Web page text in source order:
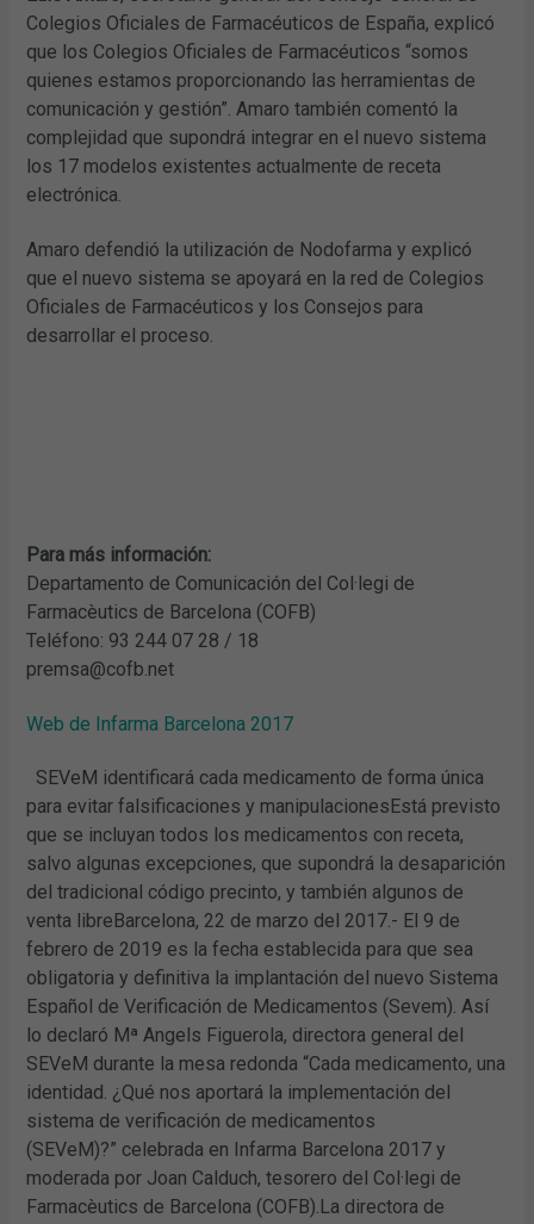
Colegios Oficiales de Farmacéuticos de España, explicó
que los Colegios Oficiales de Farmacéuticos “somos
quienes estamos proporcionando las herramientas de
comunicación y gestión”. Amaro también comentó la
complejidad que supondrá integrar en el nuevo sistema
los 17 modelos existentes actualmente de receta
electrónica.
Amaro defendió la utilización de Nodofarma y explicó
que el nuevo sistema se apoyará en la red de Colegios
Oficiales de Farmacéuticos y los Consejos para
desarrollar el proceso.
Para más información:
Departamento de Comunicación del Col·legi de
Farmacèutics de Barcelona (COFB)
Teléfono: 93 244 07 28 / 18
premsa@cofb.net
Web de Infarma Barcelona 2017
SEVeM identificará cada medicamento de forma única
para evitar falsificaciones y manipulacionesEstá previsto
que se incluyan todos los medicamentos con receta,
salvo algunas excepciones, que supondrá la desaparición
del tradicional código precinto, y también algunos de
venta libreBarcelona, 22 de marzo del 2017.- El 9 de
febrero de 2019 es la fecha establecida para que sea
obligatoria y definitiva la implantación del nuevo Sistema
Español de Verificación de Medicamentos (Sevem). Así
lo declaró Mª Angels Figuerola, directora general del
SEVeM durante la mesa redonda “Cada medicamento, una
identidad. ¿Qué nos aportará la implementación del
sistema de verificación de medicamentos
(SEVeM)?” celebrada en Infarma Barcelona 2017 y
moderada por Joan Calduch, tesorero del Col·legi de
Farmacèutics de Barcelona (COFB).La directora de